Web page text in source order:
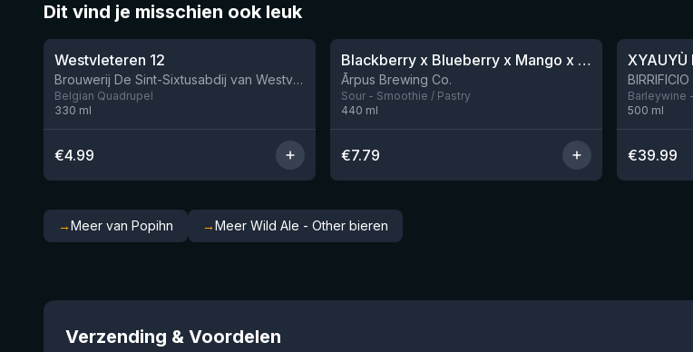
Dit vind je misschien ook leuk
★4.46
Westvleteren 12
Brouwerij De Sint-Sixtusabdij van Westvleteren
Belgian Quadrupel
330 ml
€4.99
Nog 9Blackberry x Blueberry x Mango x Pineapple x Peanut Butter Smoothie Sour Ale
Ārpus Brewing Co.
Sour - Smoothie / Pastry
440 ml
€7.79
XYAUYÙ
Barleywine
500 ml
€39.99
→Meer van Popihn →Meer Wild Ale - Other bieren
Verzending & Voordelen